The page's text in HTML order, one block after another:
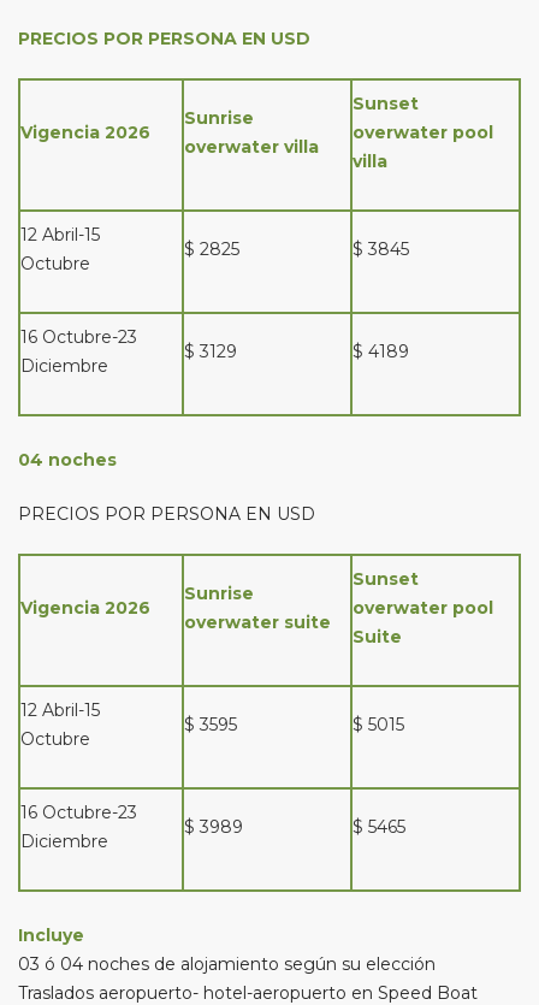
PRECIOS POR PERSONA EN USD
Vigencia 2026
Sunrise
overwater villa
Sunset
overwater pool
villa
12 Abril-15
Octubre
$ 2825 $ 3845
16 Octubre-23
Diciembre
$ 3129 $ 4189
04 noches
PRECIOS POR PERSONA EN USD
Vigencia 2026
Sunrise
overwater suite
Sunset
overwater pool
Suite
12 Abril-15
Octubre
$ 3595 $ 5015
16 Octubre-23
Diciembre
$ 3989 $ 5465
Incluye
03 ó 04 noches de alojamiento según su elección
Traslados aeropuerto- hotel-aeropuerto en Speed Boat